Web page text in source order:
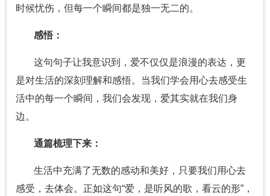
时候忧伤，但每一个瞬间都是独一无二的。
感悟：
这句句子让我意识到，爱不仅仅是浪漫的表达，更
是对生活的深刻理解和感悟。当我们学会用心去感受生
活中的每一个瞬间，我们会发现，爱其实就在我们身
边。
通篇梳理下来：
生活中充满了无数的感动和美好，只要我们用心去
感受，去体会。正如这句“爱，是听风的歌，看云的形”，